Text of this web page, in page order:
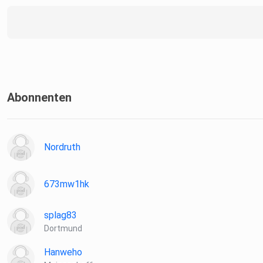
Abonnenten
Nordruth
673mw1hk
splag83
Dortmund
Hanweho